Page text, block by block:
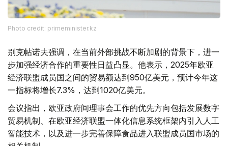
Photo credit: primeminister.kz
别克帖诺夫强调，在当前外部挑战不断加剧的背景下，进一
步加强经济合作的重要性日益凸显。他表示，2025年欧亚
经济联盟成员国之间的贸易额达到950亿美元，预计今年这
一指标将增长7.3%，达到1020亿美元。
会议指出，欧亚政府间理事会工作的优先方向包括发展数字
贸易机制、在欧亚经济联盟一体化信息系统框架内引入人工
智能技术，以及进一步完善保障食品进入联盟成员国市场的